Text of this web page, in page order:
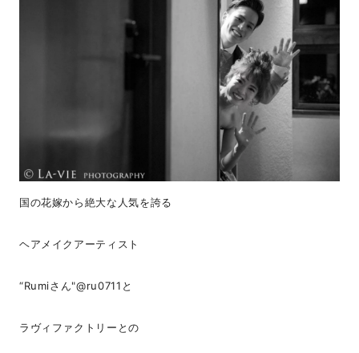
国の花嫁から絶大な人気を誇る
ヘアメイクアーティスト
“Rumiさん"@ru0711 と
ラヴィファクトリーとの